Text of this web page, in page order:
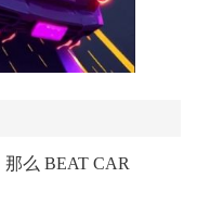
么 BEAT CAR